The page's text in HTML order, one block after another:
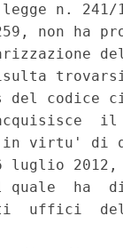
n.
non ha
del
in virtu' di
6 luglio
quale  ha
uffici